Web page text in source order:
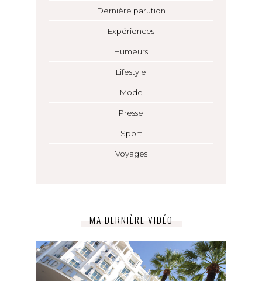
Dernière parution
Expériences
Humeurs
Lifestyle
Mode
Presse
Sport
Voyages
MA DERNIÈRE VIDÉO